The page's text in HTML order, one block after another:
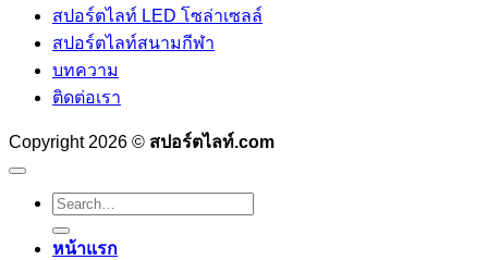
สปอร์ตไลท์ LED โซล่าเซลล์
สปอร์ตไลท์สนามกีฬา
บทความ
ติดต่อเรา
Copyright 2026 © สปอร์ตไลท์.com
Search
for:
หน้าแรก